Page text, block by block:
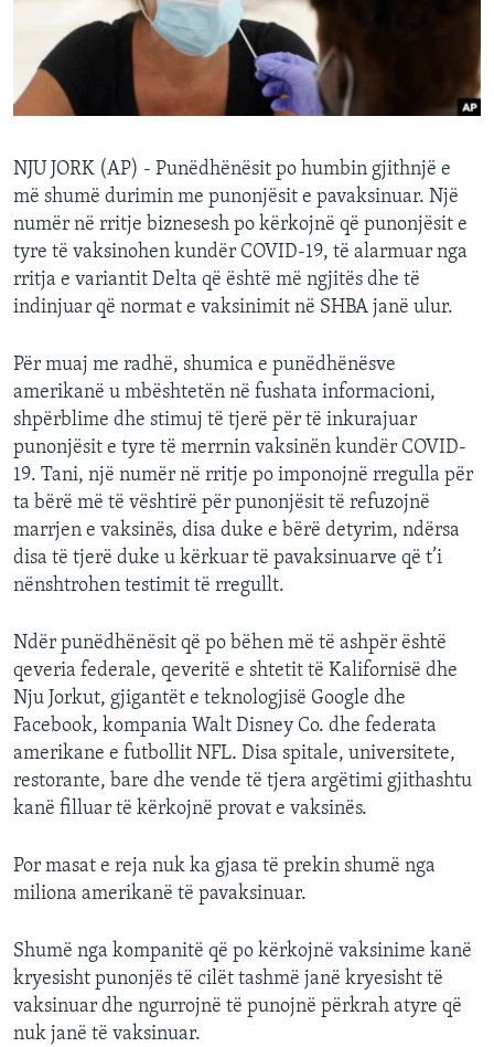
INTERVISTA
DITARI
NJU JORK (AP) - Punëdhënësit po humbin gjithnjë e
më shumë durimin me punonjësit e pavaksinuar. Një
numër në rritje biznesesh po kërkojnë që punonjësit e
tyre të vaksinohen kundër COVID-19, të alarmuar nga
rritja e variantit Delta që është më ngjitës dhe të
indinjuar që normat e vaksinimit në SHBA janë ulur.
Për muaj me radhë, shumica e punëdhënësve
amerikanë u mbështetën në fushata informacioni,
shpërblime dhe stimuj të tjerë për të inkurajuar
punonjësit e tyre të merrnin vaksinën kundër COVID-
19. Tani, një numër në rritje po imponojnë rregulla për
ta bërë më të vështirë për punonjësit të refuzojnë
marrjen e vaksinës, disa duke e bërë detyrim, ndërsa
disa të tjerë duke u kërkuar të pavaksinuarve që t’i
nënshtrohen testimit të rregullt.
Ndër punëdhënësit që po bëhen më të ashpër është
qeveria federale, qeveritë e shtetit të Kalifornisë dhe
Nju Jorkut, gjigantët e teknologjisë Google dhe
Facebook, kompania Walt Disney Co. dhe federata
amerikane e futbollit NFL. Disa spitale, universitete,
restorante, bare dhe vende të tjera argëtimi gjithashtu
kanë filluar të kërkojnë provat e vaksinës.
Por masat e reja nuk ka gjasa të prekin shumë nga
miliona amerikanë të pavaksinuar.
Shumë nga kompanitë që po kërkojnë vaksinime kanë
kryesisht punonjës të cilët tashmë janë kryesisht të
vaksinuar dhe ngurrojnë të punojnë përkrah atyre që
nuk janë të vaksinuar.